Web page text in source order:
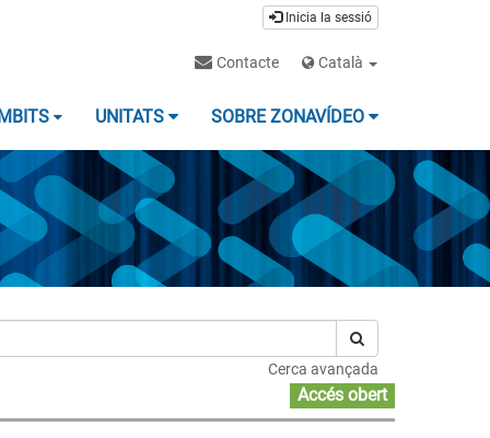
Inicia la sessió
Contacte Català
UNITATS SOBRE ZONAVÍDEO
Cerca avançada
Accés obert